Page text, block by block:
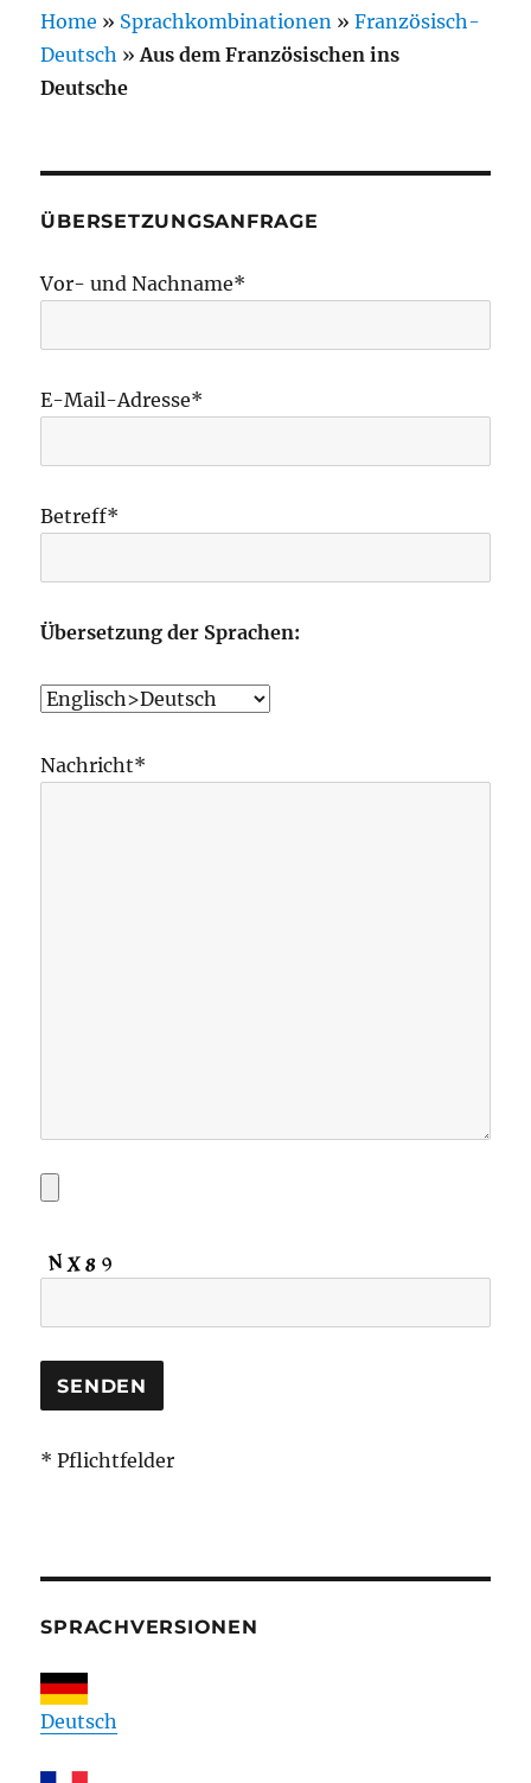
Home » Sprachkombinationen »Französisch-
Deutsch »Aus dem Französischen ins
Deutsche
ÜBERSETZUNGSANFRAGE
Vor- und Nachname*
E-Mail-Adresse*
Betreff*
Übersetzung der Sprachen:
Nachricht*
* Pflichtfelder
SPRACHVERSIONEN
Deutsch